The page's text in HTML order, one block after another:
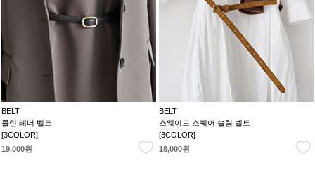
BELT
콜린 레더 벨트
[3COLOR]
19,000원
BELT
스웨이드 스퀘어 슬림 벨트
[3COLOR]
18,000원